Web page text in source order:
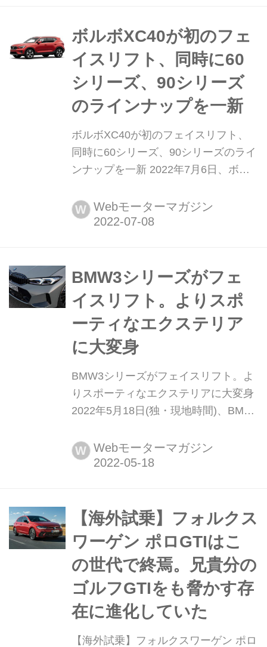
トロシステムを組み合わせる。さっそ
くその走りを堪能した。(Motor
Magazine 2022年10月号より)
ボルボXC40が初のフェ
イスリフト、同時に60
シリーズ、90シリーズ
のラインナップを一新
ボルボXC40が初のフェイスリフト、
同時に60シリーズ、90シリーズのライ
ンナップを一新 2022年7月6日、ボル
ェイスリフトを発表、販売を開始し
た。発売以来、日本におけるボルボの
ュー以来初となるフェイスリフトを受
けた。なお同時に、60シリーズ、90シ
リーズの...
W Webモーターマガジン
BMW3シリーズがフェ
イスリフト。よりスポ
ーティなエクステリア
に大変身
BMW3シリーズがフェイスリフト。よ
りスポーティなエクステリアに大変身
2022年5月18日(独・現地時間)、BMW
表。「3シリーズの新たな展開の始ま
り」と、その意欲を覗かせている。
W Webモーターマガジン
【海外試乗】フォルクス
ワーゲン ポロGTIはこ
の世代で終焉。兄貴分の
ゴルフGTIをも脅かす存
在に進化していた
【海外試乗】フォルクスワーゲン ポロ